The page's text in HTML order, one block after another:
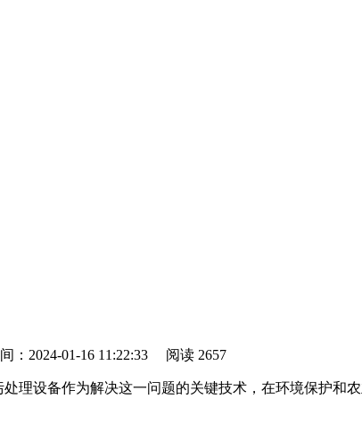
：2024-01-16 11:22:33 阅读 2657
理设备作为解决这一问题的关键技术，在环境保护和